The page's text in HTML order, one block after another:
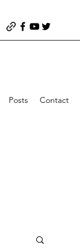
Posts Contact